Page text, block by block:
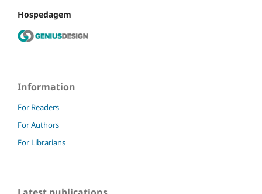
Hospedagem
Information
For Readers
For Authors
For Librarians